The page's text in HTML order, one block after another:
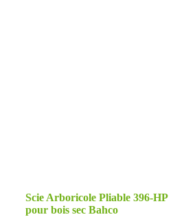
Scie Arboricole Pliable 396-HP
pour bois sec Bahco